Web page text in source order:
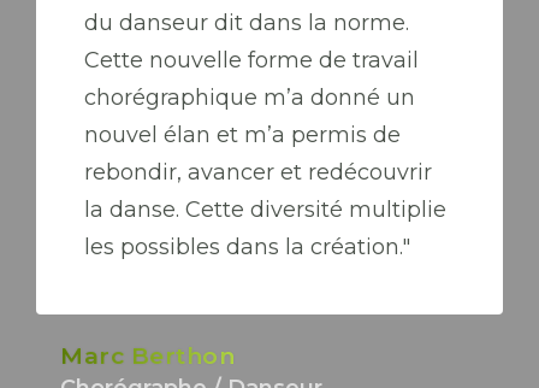
du danseur dit dans la norme.
Cette nouvelle forme de travail
chorégraphique m’a donné un
nouvel élan et m’a permis de
rebondir, avancer et redécouvrir
la danse. Cette diversité multiplie
les possibles dans la création."
Marc Berthon